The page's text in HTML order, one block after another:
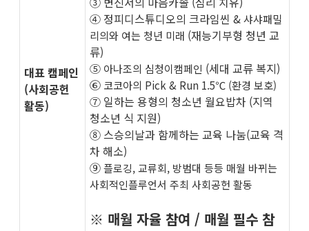
대표 캠페인
(사회공헌
활동)
​④ 정피디스튜디오의 크라임씬 &샤샤패밀
리의와 여는 청년 미래 (재능기부형 청년 교
류)
​⑤ 아나조의 심청이캠페인 (세대 교류 복지)
​⑥ 코코아의 Pick & Run 1.5℃ (환경 보호)
​⑦ 일하는 용형의 청소년 월요밥차 (지역
청소년 식 지원)
​⑧ 스승의날과 함께하는 교육 나눔(교육 격
차 해소)
​⑨플로깅, 교류회, 방범대 등등 매월 바뀌는
사회적인플루언서 주최 사회공헌 활동
※ 매월 자율 참여 / 매월 필수 참